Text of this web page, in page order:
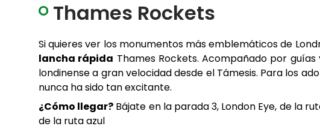
Thames Rockets
Si quieres ver los monumentos más emblemáticos de
lancha rápida Thames Rockets. Acompañado por
londinense a gran velocidad desde el Támesis. Para los
nunca ha sido tan excitante.
¿Cómo llegar? Bájate en la parada 3, London Eye, de la
de la ruta azul